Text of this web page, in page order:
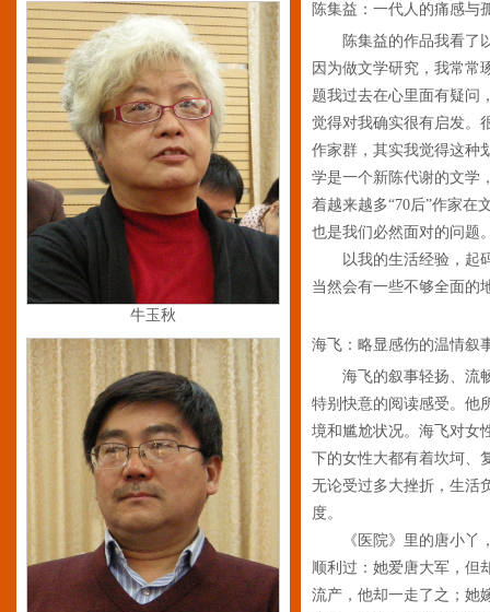
牛玉秋
陈集益：一代人的痛感与
陈集益的作品我看了
因为做文学研究，我常常
题我过去在心里面有疑问
觉得对我确实很有启发。
作家群，其实我觉得这种
学是一个新陈代谢的文学
着越来越多“70后”作家在
也是我们必然面对的问题
以我的生活经验，起码
当然会有一些不够全面
海飞：略显感伤的温情叙
海飞的叙事轻扬、流
特别快意的阅读感受。他
境和尴尬状况。海飞对女
下的女性大都有着坎坷、
无论受过多大挫折，生活
度。
《医院》里的唐小丫，
顺利过：她爱唐大军，但
流产，他却一走了之；她